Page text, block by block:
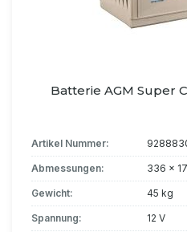
Batterie AGM Super
Artikel Nummer:
Abmessungen: 336 x
Gewicht: 45 kg
Spannung: 12 V